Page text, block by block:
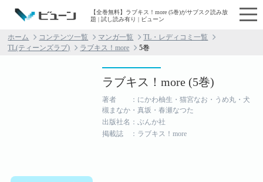
【全巻無料】ラブキス！more (5巻)がサブスク読み放
題 | 試し読み有り | ビューン
ホーム コンテンツ一覧 マンガ一覧
TL・レディコミ一覧
TL(ティーンズラブ)
ラブキス！more 5巻
ラブキス！more (5巻)
著者 ：にかわ柚生・猫宮なお・うめ丸・犬
槻まなか・真坂・春瀬なつた
出版社名：ぶんか社
掲載誌 ：ラブキス！more